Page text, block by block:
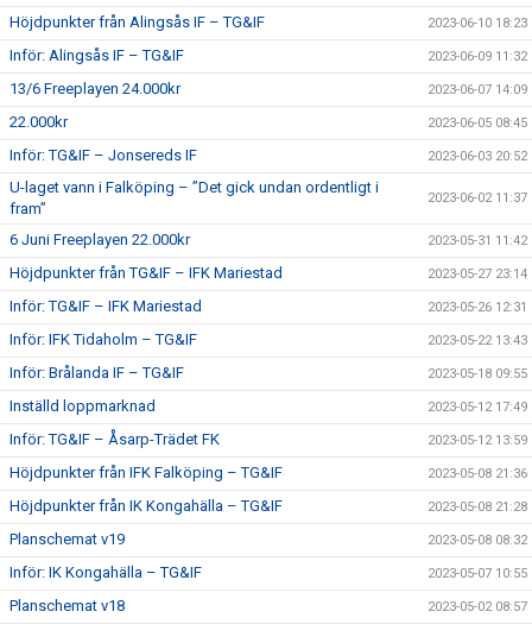
Höjdpunkter från Alingsås IF – TG&IF 2023-06-10 18:23
Inför: Alingsås IF – TG&IF 2023-06-09 11:32
13/6 Freeplayen 24.000kr 2023-06-07 14:09
22.000kr 2023-06-05 08:45
Inför: TG&IF – Jonsereds IF 2023-06-03 20:52
U-laget vann i Falköping – ”Det gick undan ordentligt i
fram”
2023-06-02 11:37
6 Juni Freeplayen 22.000kr 2023-05-31 11:42
Höjdpunkter från TG&IF – IFK Mariestad 2023-05-27 23:14
Inför: TG&IF – IFK Mariestad 2023-05-26 12:31
Inför: IFK Tidaholm – TG&IF 2023-05-22 13:43
Inför: Brålanda IF – TG&IF 2023-05-18 09:55
Inställd loppmarknad 2023-05-12 17:49
Inför: TG&IF – Åsarp-Trädet FK 2023-05-12 13:59
Höjdpunkter från IFK Falköping – TG&IF 2023-05-08 21:36
Höjdpunkter från IK Kongahälla – TG&IF 2023-05-08 21:28
Planschemat v19 2023-05-08 08:32
Inför: IK Kongahälla – TG&IF 2023-05-07 10:55
Planschemat v18 2023-05-02 08:57